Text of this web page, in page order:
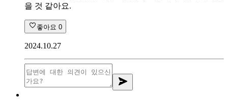
을 것 같아요.
좋아요 0
2024.10.27